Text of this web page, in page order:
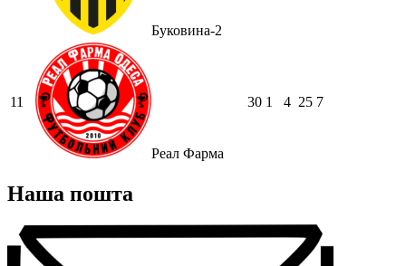
Буковина-2
11
Реал Фарма
30 1 4 25 7
Наша пошта